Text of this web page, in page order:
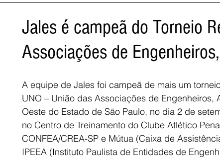
Voltar
Jales é campeã do Torneio
Associações de
A equipe de Jales foi campeã de mais um
UNO – União das Associações de Engenheiros,
Oeste do Estado de São Paulo, no dia 2 de
no Centro de Treinamento do Clube Atlético
CONFEA/CREA-SP e Mútua (Caixa de
IPEEA (Instituto Paulista de Entidades de